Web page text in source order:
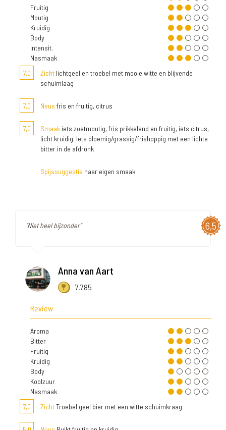
Fruitig
Moutig
Kruidig
Body
Intensit.
Nasmaak
7,0
Zicht lichtgeel en troebel met mooie witte en blijvende
schuimlaag
7,0 Neus fris en fruitig, citrus
7,0 Smaak iets zoetmoutig, fris prikkelend en fruitig, iets citrus,
licht kruidig. Iets bloemig/grassig/frishoppig met een lichte
bitter in de afdronk
Spijssuggestie naar eigen smaak
6,5
"Niet heel bijzonder"
Anna van Aart
7.785
Review
Aroma
Bitter
Fruitig
Kruidig
Body
Koolzuur
Nasmaak
7,0
ZichtTroebel geel bier met een witte schuimkraag